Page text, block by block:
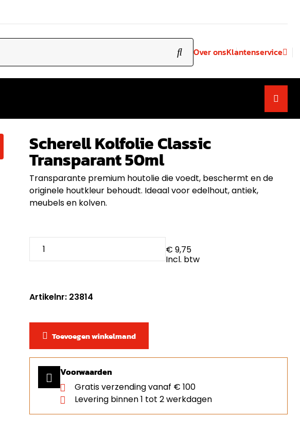
Over onsKlantenservice
Scherell Kolfolie Classic
Transparant 50ml
Transparante premium houtolie die voedt, beschermt en de
originele houtkleur behoudt. Ideaal voor edelhout, antiek,
meubels en kolven.
€ 9,75
Incl. btw
Artikelnr: 23814
Toevoegen winkelmand
Voorwaarden
Gratis verzending vanaf € 100
Levering binnen 1 tot 2 werkdagen